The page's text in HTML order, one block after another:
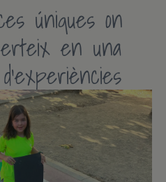
úniques on
en una